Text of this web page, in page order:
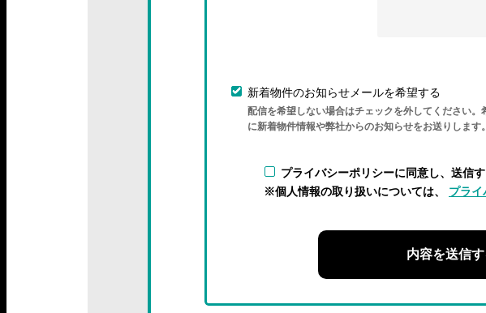
新着物件のお知らせメールを希望する
配信を希望しない場合はチェックを外してください
に新着物件情報や弊社からのお知らせをお送りします
プライバシーポリシーに同意し、送信
※個人情報の取り扱いについては、
プライ
内容を送信